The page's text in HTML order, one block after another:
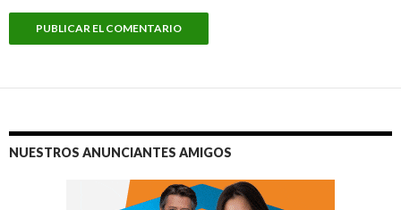
NUESTROS ANUNCIANTES AMIGOS